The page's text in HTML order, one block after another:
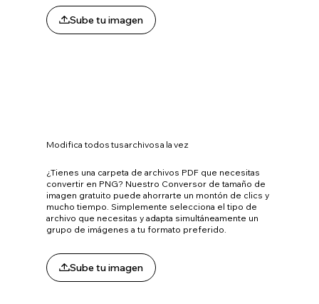
Sube tu imagen
Modifica todos tus archivos a la vez
¿Tienes una carpeta de archivos PDF que necesitas
convertir en PNG? Nuestro Conversor de tamaño de
imagen gratuito puede ahorrarte un montón de clics y
mucho tiempo. Simplemente selecciona el tipo de
archivo que necesitas y adapta simultáneamente un
grupo de imágenes a tu formato preferido.
Sube tu imagen